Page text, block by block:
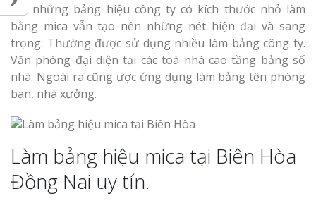
Với những bảng hiệu công ty có kích thước nhỏ làm
bằng mica vẫn tạo nên những nét hiện đại và sang
trọng. Thường được sử dụng nhiều làm bảng công ty.
Văn phòng đại diện tại các toà nhà cao tầng bảng số
nhà. Ngoài ra cũng ược ứng dụng làm bảng tên phòng
ban, nhà xưởng.
Làm bảng hiệu mica tại Biên Hòa
Đồng Nai uy tín.
Biển Led
Ma Trận
Thi Công
Nghiệp